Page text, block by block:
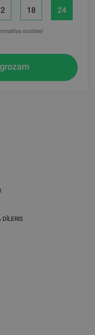
18 24
nozīme!
DĪLERIS